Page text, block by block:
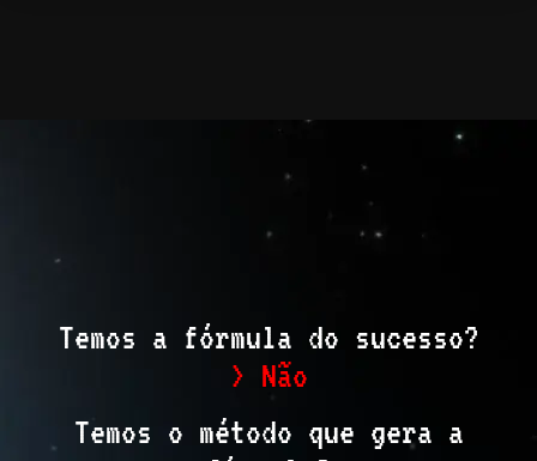
Temos a fórmula do sucesso?
> Não
Temos o método que gera a